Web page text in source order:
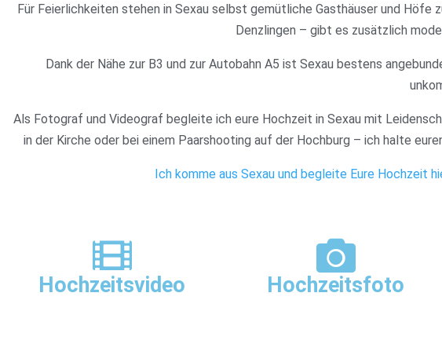
Für Feierlichkeiten stehen in Sexau selbst gemütliche Gasthäuser und Höfe
Denzlingen – gibt es zusätzlich
Dank der Nähe zur B3 und zur Autobahn A5 ist Sexau bestens
Als Fotograf und Videograf begleite ich eure Hochzeit in Sexau mit
in der Kirche oder bei einem Paarshooting auf der Hochburg – ich halte
Ich komme aus Sexau und begleite Eure Hochzeit
Hochzeitsvideo Hochzeitsfoto